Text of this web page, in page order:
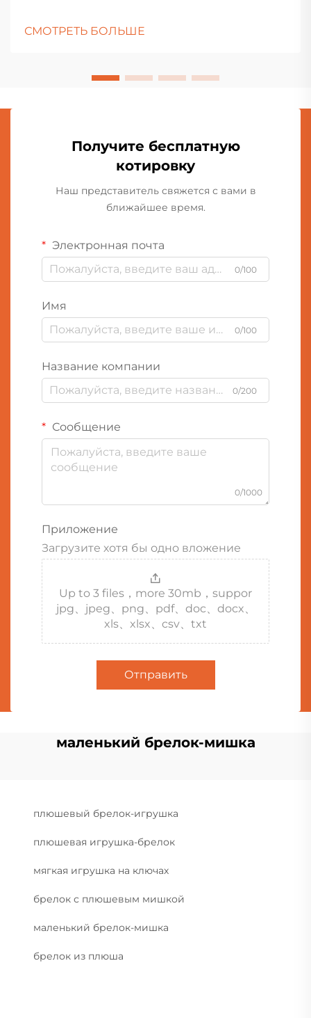
традиционные маркетинговые материалы.
брендинга, который сочетает...
СМОТРЕТЬ БОЛЬШЕ
Получите бесплатную
котировку
Наш представитель свяжется с вами в
ближайшее время.
Электронная почта
0/100
Имя
0/100
Название компании
0/200
Сообщение
0/1000
Приложение
Загрузите хотя бы одно вложение
Up to 3 files，more 30mb，suppor
jpg、jpeg、png、pdf、doc、docx、
xls、xlsx、csv、txt
Отправить
маленький брелок-мишка
плюшевый брелок-игрушка
плюшевая игрушка-брелок
мягкая игрушка на ключах
брелок с плюшевым мишкой
маленький брелок-мишка
брелок из плюша